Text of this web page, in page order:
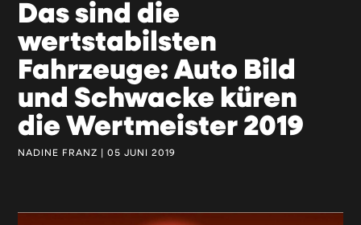
Das sind die
wertstabilsten
Fahrzeuge: Auto Bild
und Schwacke küren
die Wertmeister 2019
NADINE FRANZ | 05 JUNI 2019